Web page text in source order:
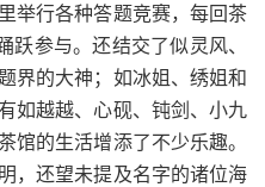
举行各种答题竞赛，每回茶
跃参与。还结交了似灵风、
界的大神；如冰姐、绣姐和
如越越、心砚、钝剑、小九
馆的生活增添了不少乐趣。
，还望未提及名字的诸位海